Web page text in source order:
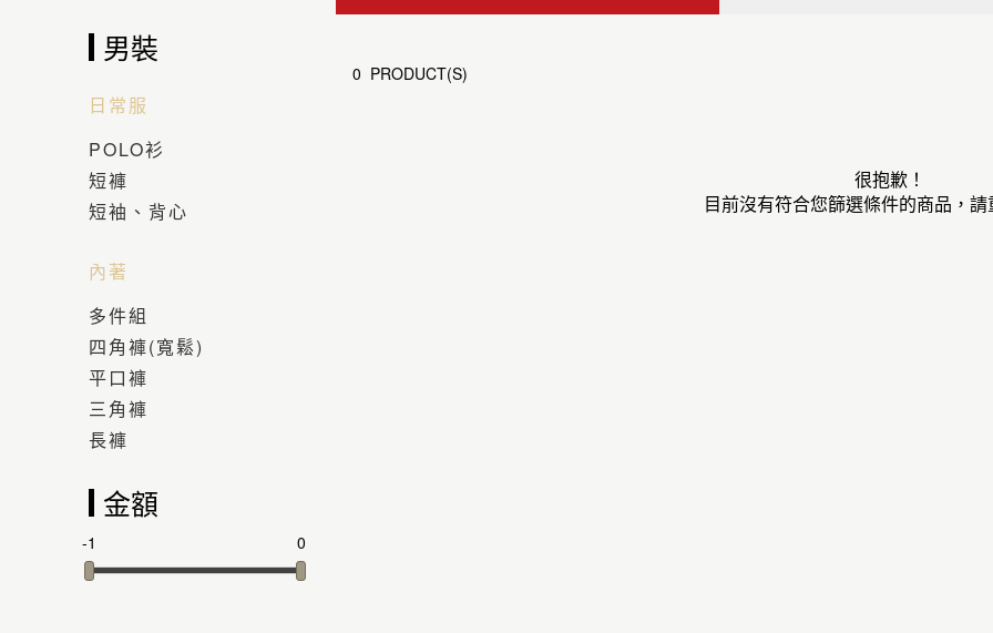
男裝
日常服
POLO衫
短褲
短袖、背心
內著
多件組
四角褲(寬鬆)
平口褲
三角褲
長褲
金額
-1 0
0 PRODUCT(S)
很抱歉！
目前沒有符合您篩選條件的商品，請